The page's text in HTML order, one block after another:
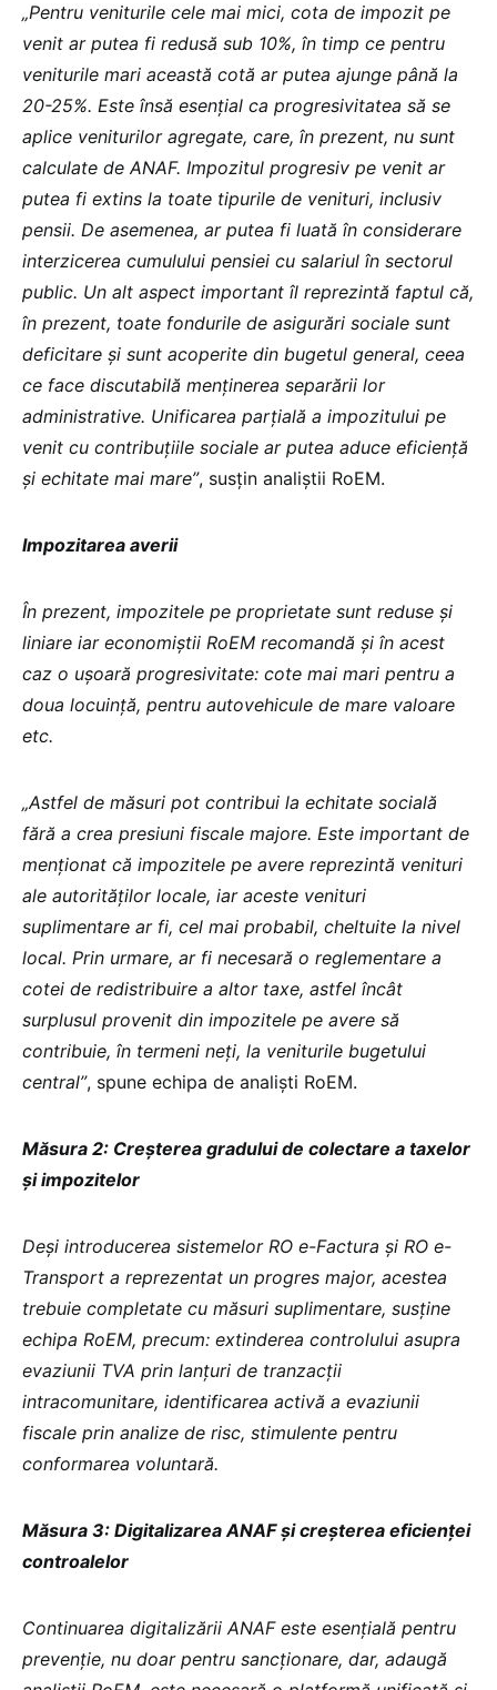
„Pentru veniturile cele mai mici, cota de impozit pe
venit ar putea fi redusă sub 10%, în timp ce pentru
veniturile mari această cotă ar putea ajunge până la
20-25%. Este însă esențial ca progresivitatea să se
aplice veniturilor agregate, care, în prezent, nu sunt
calculate de ANAF. Impozitul progresiv pe venit ar
putea fi extins la toate tipurile de venituri, inclusiv
pensii. De asemenea, ar putea fi luată în considerare
interzicerea cumulului pensiei cu salariul în sectorul
public. Un alt aspect important îl reprezintă faptul că,
în prezent, toate fondurile de asigurări sociale sunt
deficitare și sunt acoperite din bugetul general, ceea
ce face discutabilă menținerea separării lor
administrative. Unificarea parțială a impozitului pe
venit cu contribuțiile sociale ar putea aduce eficiență
și echitate mai mare”, susțin analiștii RoEM.
Impozitarea averii
În prezent, impozitele pe proprietate sunt reduse și
liniare iar economiștii RoEM recomandă și în acest
caz o ușoară progresivitate: cote mai mari pentru a
doua locuință, pentru autovehicule de mare valoare
etc.
„Astfel de măsuri pot contribui la echitate socială
fără a crea presiuni fiscale majore. Este important de
menționat că impozitele pe avere reprezintă venituri
ale autorităților locale, iar aceste venituri
suplimentare ar fi, cel mai probabil, cheltuite la nivel
local. Prin urmare, ar fi necesară o reglementare a
cotei de redistribuire a altor taxe, astfel încât
surplusul provenit din impozitele pe avere să
contribuie, în termeni neți, la veniturile bugetului
central”, spune echipa de analiști RoEM.
Măsura 2: Creșterea gradului de colectare a taxelor
și impozitelor
Deși introducerea sistemelor RO e-Factura și RO e-
Transport a reprezentat un progres major, acestea
trebuie completate cu măsuri suplimentare, susține
echipa RoEM, precum: extinderea controlului asupra
evaziunii TVA prin lanțuri de tranzacții
intracomunitare, identificarea activă a evaziunii
fiscale prin analize de risc, stimulente pentru
conformarea voluntară.
Măsura 3: Digitalizarea ANAF și creșterea eficienței
controalelor
Continuarea digitalizării ANAF este esențială pentru
prevenție, nu doar pentru sancționare, dar, adaugă